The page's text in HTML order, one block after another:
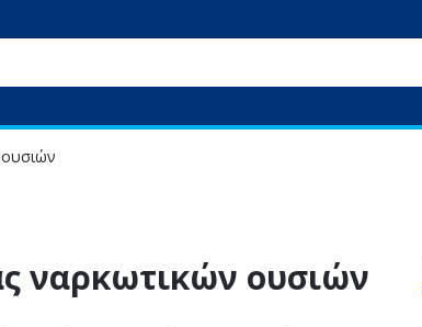
ναρκωτικών ουσιών